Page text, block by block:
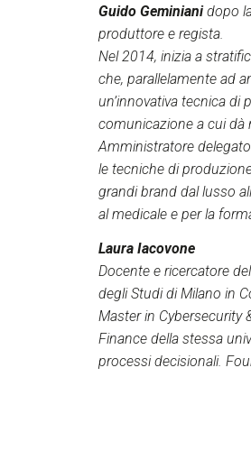
Guido Geminianidopo
produttore e regista.
Nel 2014, inizia a
che, parallelamente ad
un’innovativa tecnica di
comunicazione a cui dà
Amministratore
le tecniche di
grandi brand dal lusso
al medicale e per la
Laura Iacovone
Docente e ricercatore
degli Studi di Milano in
Master in Cybersecurity
Finance della stessa
processi decisionali.